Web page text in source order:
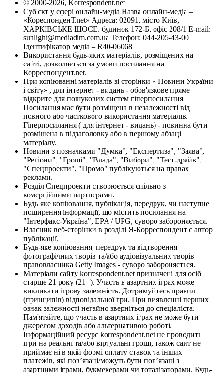
© 2000-2026, Korrespondent.net
Суб'єкт у сфері онлайн-медіа Назва онлайн-медіа –
«КореспонденТ.net» Адреса: 02091, місто Київ,
ХАРКІВСЬКЕ ШОСЕ, будинок 172-Б, офіс 208/1 E-mail:
sunlight@mediadim.com.ua Телефон: 044-205-43-00
Ідентифікатор медіа – R40-06068
Використання будь-яких матеріалів, розміщених на
сайті, дозволяється за умови посилання на
Корреспондент.net.
При копіюванні матеріалів зі сторінки « Новини України
і світу» , для інтернет - видань - обов'язкове пряме
відкрите для пошукових систем гіперпосилання .
Посилання має бути розміщена в незалежності від
повного або часткового використання матеріалів.
Гіперпосилання ( для інтернет - видань) - повинна бути
розміщена в підзаголовку або в першому абзаці
матеріалу.
Новини з позначками "Думка", "Експертиза", "Заява",
"Регіони", "Гроші", "Влада", "Вибори", "Тест-драйв",
"Спецпроекти", "Промо" публікуються на правах
реклами.
Розділ Спецпроекти створюється спільно з
комерційними партнерами.
Будь яке копіювання, публікація, передрук, чи наступне
поширення інформації, що містить посилання на
"Інтерфакс-Україна", EPA / UPG, суворо забороняється.
Власник веб-сторінки в розділі Я-Корреспондент є автор
публікації.
Будь-яке копіювання, передрук та відтворення
фотографічних творів та/або аудіовізуальних творів
правовласника Getty Images - суворо забороняється.
Матеріали сайту korrespondent.net призначені для осіб
старше 21 року (21+). Участь в азартних іграх може
викликати ігрову залежність. Дотримуйтесь правил
(принципів) відповідальної гри. При виявленні перших
ознак залежності негайно зверніться до спеціаліста.
Пам'ятайте, що участь в азартних іграх не може бути
джерелом доходів або альтернативою роботі.
Інформаційний ресурс korrespondent.net не проводить
ігри на реальні та/або віртуальні гроші, також сайт не
приймає ні в якій формі оплату ставок та інших
платежів, які пов’язані/можуть бути пов’язані з
азартними іграми, букмекерами чи тоталізаторами. Будь-